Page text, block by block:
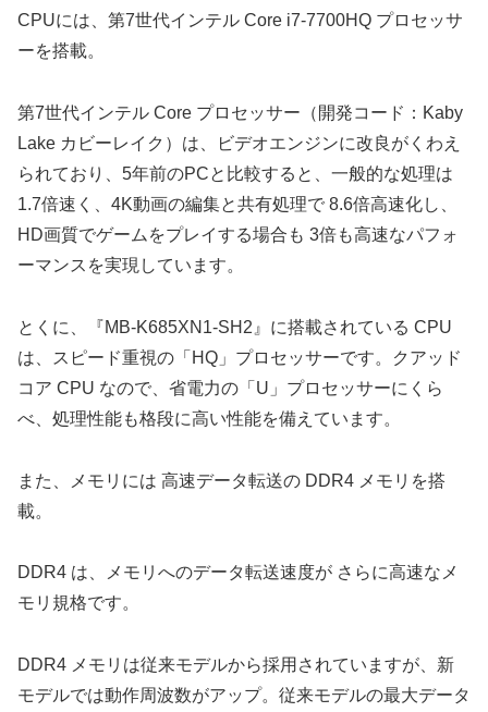
CPUには、第7世代インテル Core i7-7700HQ プロセッサ
ーを搭載。
第7世代インテル Core プロセッサー（開発コード：Kaby
Lake カビーレイク）は、ビデオエンジンに改良がくわえ
られており、5年前のPCと比較すると、一般的な処理は
1.7倍速く、4K動画の編集と共有処理で 8.6倍高速化し、
HD画質でゲームをプレイする場合も 3倍も高速なパフォ
ーマンスを実現しています。
とくに、『MB-K685XN1-SH2』に搭載されている CPU
は、スピード重視の「HQ」プロセッサーです。クアッド
コア CPU なので、省電力の「U」プロセッサーにくら
べ、処理性能も格段に高い性能を備えています。
また、メモリには 高速データ転送の DDR4 メモリを搭
載。
DDR4 は、メモリへのデータ転送速度が さらに高速なメ
モリ規格です。
DDR4 メモリは従来モデルから採用されていますが、新
モデルでは動作周波数がアップ。従来モデルの最大データ